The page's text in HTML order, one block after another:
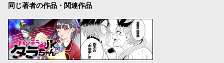
同じ著者の作品・関連作品